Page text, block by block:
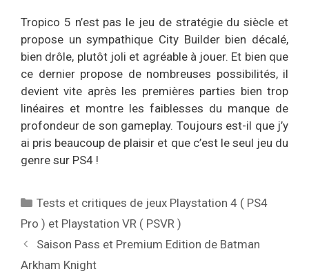
Tropico 5 n’est pas le jeu de stratégie du siècle et
propose un sympathique City Builder bien décalé,
bien drôle, plutôt joli et agréable à jouer. Et bien que
ce dernier propose de nombreuses possibilités, il
devient vite après les premières parties bien trop
linéaires et montre les faiblesses du manque de
profondeur de son gameplay. Toujours est-il que j’y
ai pris beaucoup de plaisir et que c’est le seul jeu du
genre sur PS4 !
Catégories
Tests et critiques de jeux Playstation 4 ( PS4
Pro ) et Playstation VR ( PSVR )
Saison Pass et Premium Edition de Batman
Arkham Knight